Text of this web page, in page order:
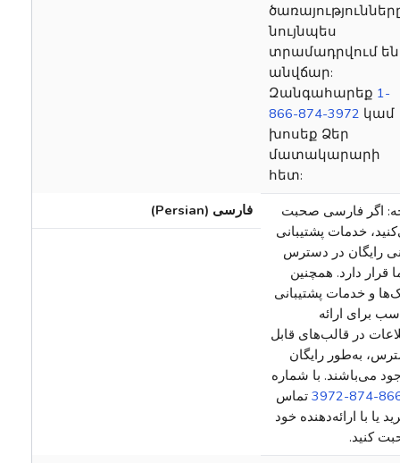
նույնպես
տրամադրվում են
անվճար:
Զանգահարեք 1-
866-874-3972 կամ
խոսեք Ձեր
մատակարարի
հետ:
فارسی (Persian)
اگر فارسی صحبت
خدمات پشتیبانی
رایگان در دسترس
قرار دارد. همچنین
و خدمات پشتیبانی
برای ارائه
در قالب‌های قابل
به‌طور رایگان
می‌باشند. با شماره
‎‎تماس
یا با ارائه‌دهنده خود
کنید.